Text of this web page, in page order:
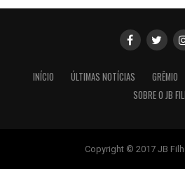
INÍCIO ÚLTIMAS NOTÍCIAS GRÊMIO
SOBRE O JB
Copyright © 2017 JB